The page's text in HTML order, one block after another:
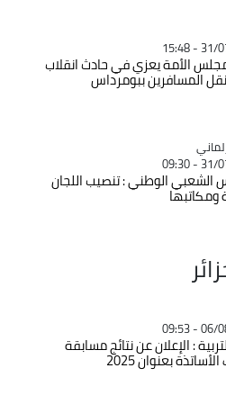
31/
الأمة يعزي في حادث انقلاب
المسافرين ببومرداس
31/
الوطني : تنصيب اللجان
06/
: الإعلان عن نتائج مسابقة
بعنوان 2025